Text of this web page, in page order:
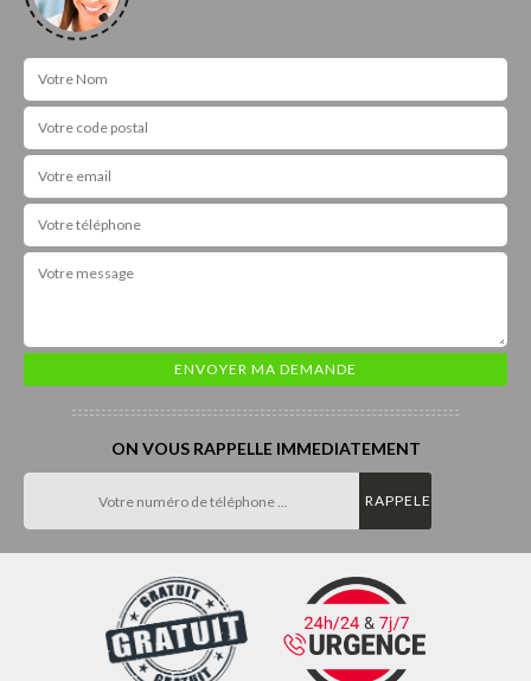
ON VOUS RAPPELLE IMMEDIATEMENT